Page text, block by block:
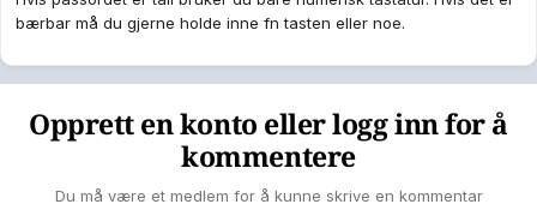
bærbar må du gjerne holde inne fn tasten eller noe.
Opprett en konto eller logg inn for å
kommentere
Du må være et medlem for å kunne skrive en kommentar